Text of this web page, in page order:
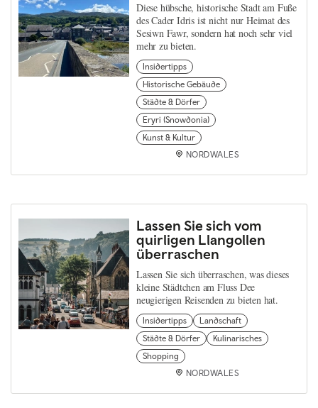
Diese hübsche, historische Stadt am Fuße
des Cader Idris ist nicht nur Heimat des
Sesiwn Fawr, sondern hat noch sehr viel
mehr zu bieten.
Insidertipps
Historische Gebäude
Städte & Dörfer
Eryri (Snowdonia)
Kunst & Kultur
NORDWALES
Lassen Sie sich vom
quirligen Llangollen
überraschen
Lassen Sie sich überraschen, was dieses
kleine Städtchen am Fluss Dee
neugierigen Reisenden zu bieten hat.
Insidertipps
Landschaft
Städte & Dörfer
Kulinarisches
Shopping
NORDWALES